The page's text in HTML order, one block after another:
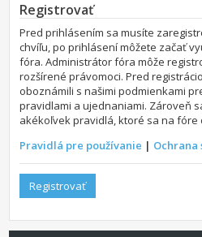
Registrovať
Pred prihlásením sa musíte
chvíľu, po prihlásení môžete začať
fóra. Administrátor fóra môže
rozšírené právomoci. Pred
oboznámili s našimi podmienkami
pravidlami a ujednaniami. Zároveň
akékoľvek pravidlá, ktoré sa na fóre
Pravidlá pre používanie | Ochrana
Registrovať